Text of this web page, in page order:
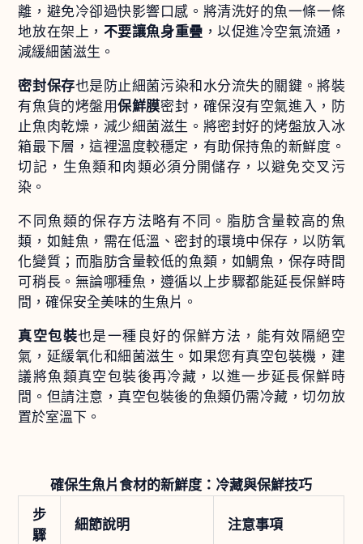
離，避免冷卻過快影響口感。將清洗好的魚一條一條
地放在架上， 不要讓魚身重疊 ，以促進冷空氣流通，
減緩細菌滋生。
密封保存也是防止細菌污染和水分流失的關鍵。將裝
有魚貨的烤盤用保鮮膜密封，確保沒有空氣進入，防
止魚肉乾燥，減少細菌滋生。將密封好的烤盤放入冰
箱最下層，這裡溫度較穩定，有助保持魚的新鮮度。
切記，生魚類和肉類必須分開儲存，以避免交叉污
染。
不同魚類的保存方法略有不同。脂肪含量較高的魚
類，如鮭魚，需在低溫、密封的環境中保存，以防氧
化變質；而脂肪含量較低的魚類，如鯛魚，保存時間
可稍長。無論哪種魚，遵循以上步驟都能延長保鮮時
間，確保安全美味的生魚片。
真空包裝也是一種良好的保鮮方法，能有效隔絕空
氣，延緩氧化和細菌滋生。如果您有真空包裝機，建
議將魚類真空包裝後再冷藏，以進一步延長保鮮時
間。但請注意，真空包裝後的魚類仍需冷藏，切勿放
置於室溫下。
確保生魚片食材的新鮮度：冷藏與保鮮技巧
步
驟
細節說明 注意事項